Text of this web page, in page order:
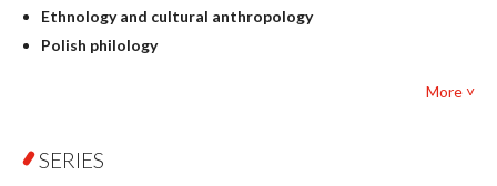
Ethnology and cultural anthropology
Polish philology
Geography
More ˅
SERIES